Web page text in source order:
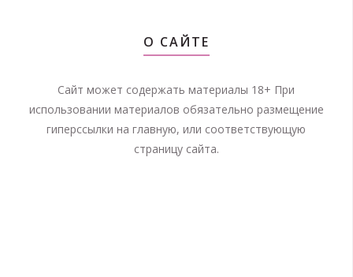
О САЙТЕ
Сайт может содержать материалы 18+ При
использовании материалов обязательно размещение
гиперссылки на главную, или соответствующую
страницу сайта.